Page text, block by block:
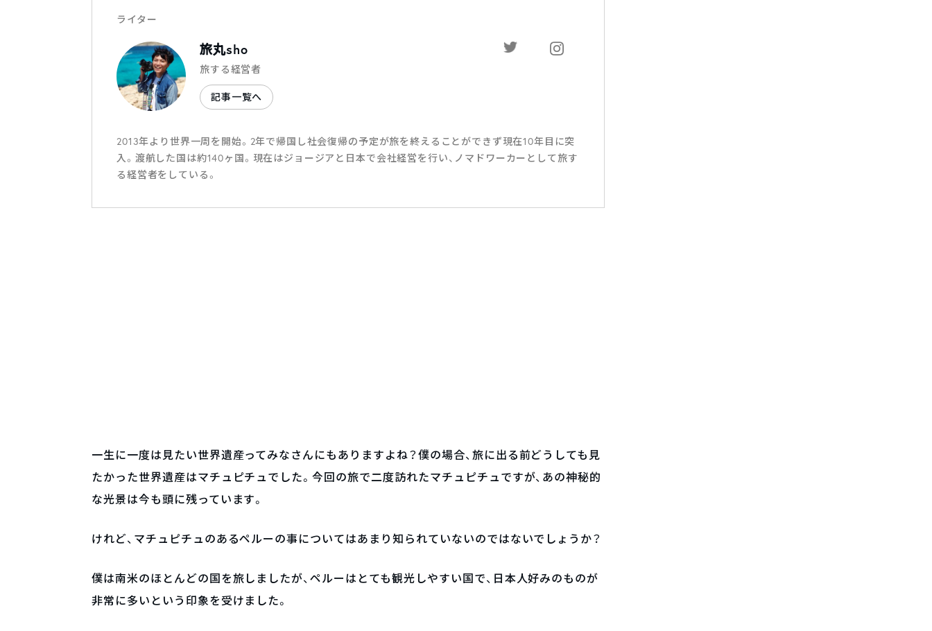
ライター
旅丸sho
旅する経営者
記事一覧へ
2013年より世界一周を開始。2年で帰国し社会復帰の予定が旅を終えることができず現在10年目に突
入。渡航した国は約140ヶ国。現在はジョージアと日本で会社経営を行い、ノマドワーカーとして旅す
る経営者をしている。
一生に一度は見たい世界遺産ってみなさんにもありますよね？僕の場合、旅に出る前どうしても見
たかった世界遺産はマチュピチュでした。今回の旅で二度訪れたマチュピチュですが、あの神秘的
な光景は今も頭に残っています。
けれど、マチュピチュのあるペルーの事についてはあまり知られていないのではないでしょうか？
僕は南米のほとんどの国を旅しましたが、ペルーはとても観光しやすい国で、日本人好みのものが
非常に多いという印象を受けました。